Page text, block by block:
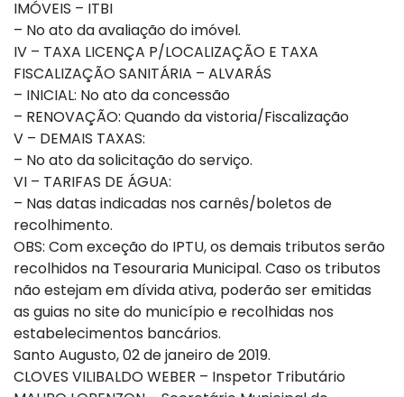
IMÓVEIS – ITBI
– No ato da avaliação do imóvel.
IV – TAXA LICENÇA P/LOCALIZAÇÃO E TAXA
FISCALIZAÇÃO SANITÁRIA – ALVARÁS
– INICIAL: No ato da concessão
– RENOVAÇÃO: Quando da vistoria/Fiscalização
V – DEMAIS TAXAS:
– No ato da solicitação do serviço.
VI – TARIFAS DE ÁGUA:
– Nas datas indicadas nos carnês/boletos de
recolhimento.
OBS: Com exceção do IPTU, os demais tributos serão
recolhidos na Tesouraria Municipal. Caso os tributos
não estejam em dívida ativa, poderão ser emitidas
as guias no site do município e recolhidas nos
estabelecimentos bancários.
Santo Augusto, 02 de janeiro de 2019.
CLOVES VILIBALDO WEBER – Inspetor Tributário